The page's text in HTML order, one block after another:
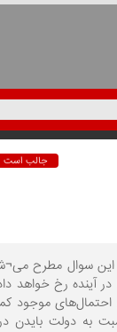
جالب است
این سوال مطرح
آینده رخ خواهد
احتمال‌های موجود
به دولت بایدن در